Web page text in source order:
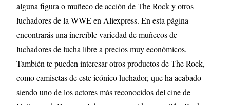
alguna figura o muñeco de acción de The Rock y otros
luchadores de la WWE en Aliexpress. En esta página
encontrarás una increíble variedad de muñecos de
luchadores de lucha libre a precios muy económicos.
También te pueden interesar otros productos de The Rock,
como camisetas de este icónico luchador, que ha acabado
siendo uno de los actores más reconocidos del cine de